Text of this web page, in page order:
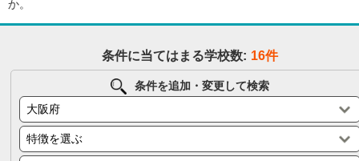
近畿 中国
九州・沖縄
か。
条件に当てはまる学校数: 16件
条件を追加・変更して検索